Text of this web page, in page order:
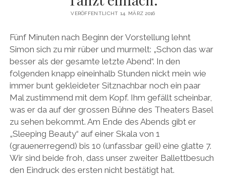
MEINE WEBSITE
VERÖFFENTLICHT 14. MÄRZ 2016
Fünf Minuten nach Beginn der Vorstellung lehnt
Simon sich zu mir rüber und murmelt: „Schon das war
besser als der gesamte letzte Abend“. In den
folgenden knapp eineinhalb Stunden nickt mein wie
immer bunt gekleideter Sitznachbar noch ein paar
Mal zustimmend mit dem Kopf. Ihm gefällt scheinbar,
was er da auf der grossen Bühne des Theaters Basel
zu sehen bekommt. Am Ende des Abends gibt er
„Sleeping Beauty“ auf einer Skala von 1
(grauenerregend) bis 10 (unfassbar geil) eine glatte 7.
Wir sind beide froh, dass unser zweiter Ballettbesuch
den Eindruck des ersten nicht bestätigt hat.